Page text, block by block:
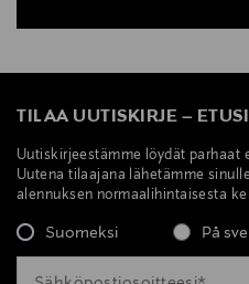
TILAA UUTISKIRJE – ETUSI
Uutiskirjeestämme löydät parhaat
Uutena tilaajana lähetämme
alennuksen normaalihintaisesta
Suomeksi På